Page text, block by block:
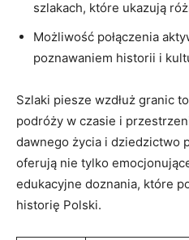
⁢szlakach, które ukazują
Możliwość‍ połączenia
⁤poznawaniem ‍historii i
Szlaki piesze wzdłuż granic
podróży w czasie i
dawnego życia i dziedzictwo
oferują ​nie tylko
edukacyjne doznania, które
historię Polski.